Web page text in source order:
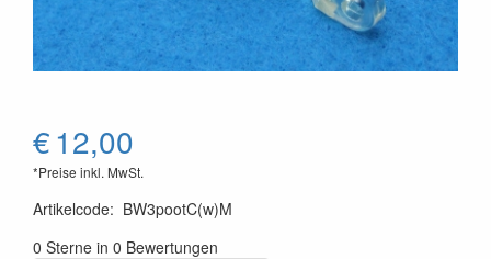
€12,00
*Preise inkl. MwSt.
Artikelcode: BW3pootC(w)M
0 Sterne in 0 Bewertungen